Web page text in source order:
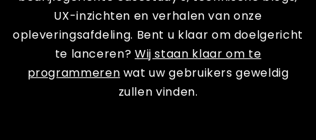
UX-inzichten en verhalen van onze
opleveringsafdeling. Bent u klaar om doelgericht
te lanceren? Wij staan ​​klaar om te
programmeren wat uw gebruikers geweldig
zullen vinden.